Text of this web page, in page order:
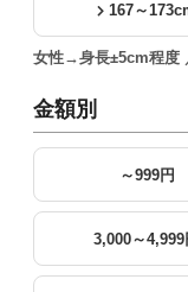
167～
女性→身長±5cm程度
金額別
～999円
3,000～4,999